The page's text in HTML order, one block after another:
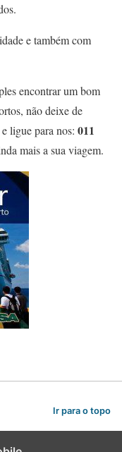
e também com
encontrar um bom
não deixe de
ligue para nos: 011
mais a sua viagem.
Ir para o topo